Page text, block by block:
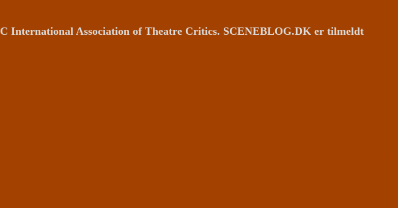
International Association of Theatre Critics. SCENEBLOG.DK er tilmeldt